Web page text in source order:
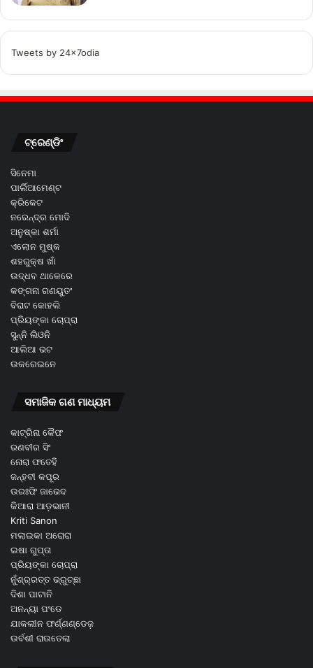
Tweets by 24x7odia
ଟ୍ରେଣ୍ଡିଂ
ସିନେମା
ପାର୍ଲିଆମେଣ୍ଟ
କ୍ରିକେଟ
ନରେନ୍ଦ୍ର ମୋଦି
ଅନୁଷ୍କା ଶର୍ମା
ଏଲୋନ ମୁଷ୍କ
ଶହରୁକ୍ଷ ଖାଁ
ଉଦ୍ଧବ ଥାକେରେ
କଙ୍ଗନା ରଣୟୁତଂ
ବିରାଟ କୋହଲି
ପ୍ରିୟଙ୍କା ଚୋପ୍ରା
ସୁନ୍ନି ଲିଓନି
ଆଲିଆ ଭଟ
ଉକରେଇନେ
ସମାଜିକ ଗଣ ମାଧ୍ୟମ
କାଟ୍ରିନା କୈଫ
ରଣବୀର ସିଂ
ନୋରା ଫତେହି
ଜନ୍ହବୀ କପୂର
ଉରଃଫି ଜାଭେଦ
କିଆରା ଆଡ଼ଭାନୀ
Kriti Sanon
ମଲାଇକା ଅରୋରା
ଇଷା ଗୁପ୍ତା
ପ୍ରିୟଙ୍କା ଚୋପ୍ରା
ନୁଁଶ୍ର୍ରତ୍ତ ଭ୍ରୁଚ୍ଛା
ଦିଶା ପାଟାନି
ଅନନ୍ୟା ପଂଡେ
ଯାକଲୀନ ଫର୍ଣ୍ଣଣ୍ଡେଜ଼
ଉର୍ବଶୀ ରାଉତେଲା